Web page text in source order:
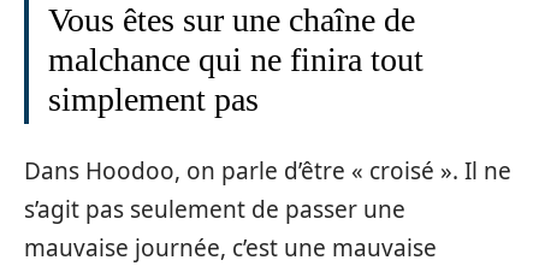
Vous êtes sur une chaîne de
malchance qui ne finira tout
simplement pas
Dans Hoodoo, on parle d’être « croisé ». Il ne
s’agit pas seulement de passer une
mauvaise journée, c’est une mauvaise